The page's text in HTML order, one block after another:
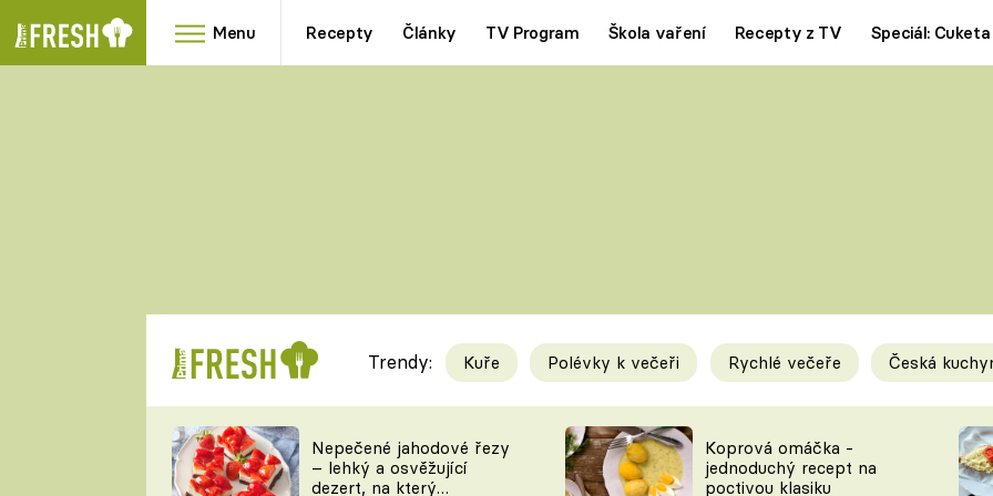
Menu Recepty Články TV Program Škola vaření Recepty z TV Speciál: Cuketa
RYCHLOVKY
Videorecepty
TEĎ VAŘÍ ŠÉF!
Tipy a triky
KAM ZA JÍDLEM
Trendy: Kuře Polévky k večeři Rychlé večeře Česká
Nepečené jahodové řezy
– lehký a osvěžující
dezert, na který
Koprová omáčka -
jednoduchý recept na
poctivou klasiku